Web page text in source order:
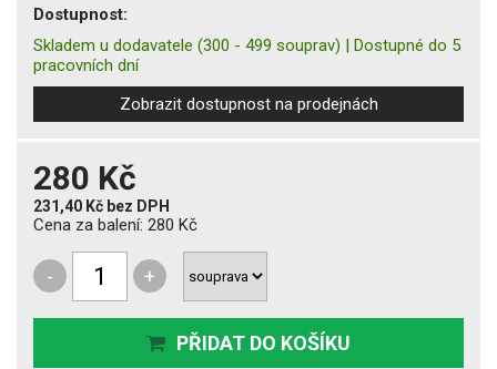
Dostupnost:
Skladem u dodavatele (300 - 499 souprav) | Dostupné do 5
pracovních dní
Zobrazit dostupnost na prodejnách
280 Kč
231,40 Kč bez DPH
Cena za balení: 280 Kč
- +
PŘIDAT DO KOŠÍKU